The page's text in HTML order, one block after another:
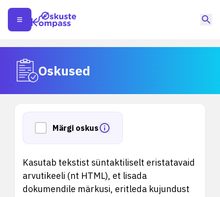
Oskused
Märgi oskus
Kasutab tekstist süntaktiliselt eristatavaid
arvutikeeli (nt HTML), et lisada
dokumendile märkusi, eritleda kujundust